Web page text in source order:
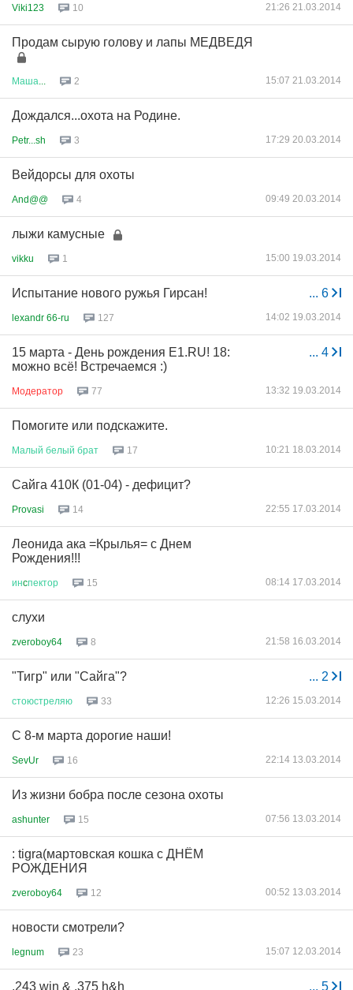
Viki123 10 21:26 21.03.2014
Продам сырую голову и лапы МЕДВЕДЯ
Маша 2 15:07 21.03.2014
Дождался...охота на Родине.
Petr...sh 3 17:29 20.03.2014
Вейдорсы для охоты
And@@ 4 09:49 20.03.2014
лыжи камусные
vikku 1 15:00 19.03.2014
... 6
Испытание нового ружья Гирсан!
lexandr 66-ru 127 14:02 19.03.2014
... 4
15 марта - День рождения E1.RU! 18:
можно всё! Встречаемся :)
Модератор 77 13:32 19.03.2014
Помогите или подскажите.
Малый белый брат 17 10:21 18.03.2014
Сайга 410К (01-04) - дефицит?
Provasi 14 22:55 17.03.2014
Леонида ака =Крылья= с Днем
Рождения!!!
инcпектор 15 08:14 17.03.2014
слухи
zveroboy64 8 21:58 16.03.2014
... 2
"Тигр" или "Сайга"?
стоюстреляю 33 12:26 15.03.2014
С 8-м марта дорогие наши!
SevUr 16 22:14 13.03.2014
Из жизни бобра после сезона охоты
ashunter 15 07:56 13.03.2014
: tigra(мартовская кошка с ДНЁМ
РОЖДЕНИЯ
zveroboy64 12 00:52 13.03.2014
новости смотрели?
legnum 23 15:07 12.03.2014
... 5
.243 win & .375 h&h